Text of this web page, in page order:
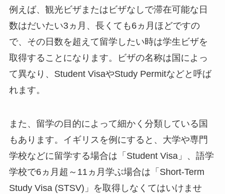
例えば、観光ビザまたはビザなしで滞在可能な日
数はだいたい3ヵ月、長くても6ヵ月ほどですの
で、その日数を超えて留学したい時は学生ビザを
取得することになります。ビザの名称は国によっ
て異なり、Student VisaやStudy Permitなどと呼ば
れます。
また、留学の目的によって細かく分類している国
もあります。イギリスを例にすると、大学や専門
学校などに留学する場合は「Student Visa」、語学
学校で6ヵ月超～11ヵ月学ぶ場合は「Short-Term
Study Visa (STSV)」を取得しなくてはいけませ